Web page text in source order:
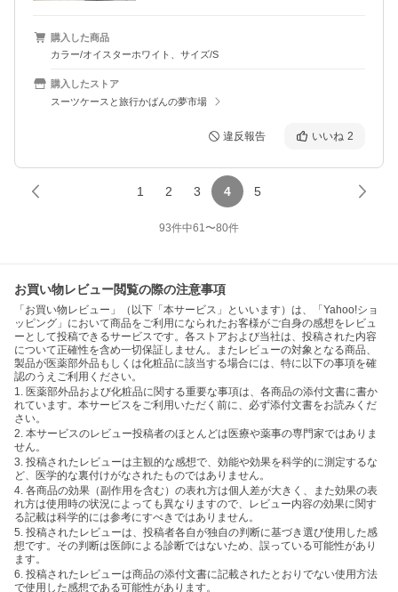
購入した商品
カラー/オイスターホワイト、サイズ/S
購入したストア
スーツケースと旅行かばんの夢市場
違反報告 いいね 2
1 2 3 4 5
93件中61〜80件
お買い物レビュー閲覧の際の注意事項
「お買い物レビュー」（以下「本サービス」といいます）は、「Yahoo!ショ
ッピング」において商品をご利用になられたお客様がご自身の感想をレビュ
ーとして投稿できるサービスです。各ストアおよび当社は、投稿された内容
について正確性を含め一切保証しません。またレビューの対象となる商品、
製品が医薬部外品もしくは化粧品に該当する場合には、特に以下の事項を確
認のうえご利用ください。
1. 医薬部外品および化粧品に関する重要な事項は、各商品の添付文書に書か
れています。本サービスをご利用いただく前に、必ず添付文書をお読みくだ
さい。
2. 本サービスのレビュー投稿者のほとんどは医療や薬事の専門家ではありま
せん。
3. 投稿されたレビューは主観的な感想で、効能や効果を科学的に測定するな
ど、医学的な裏付けがなされたものではありません。
4. 各商品の効果（副作用を含む）の表れ方は個人差が大きく、また効果の表
れ方は使用時の状況によっても異なりますので、レビュー内容の効果に関す
る記載は科学的には参考にすべきではありません。
5. 投稿されたレビューは、投稿者各自が独自の判断に基づき選び使用した感
想です。その判断は医師による診断ではないため、誤っている可能性があり
ます。
6. 投稿されたレビューは商品の添付文書に記載されたとおりでない使用方法
で使用した感想である可能性があります。